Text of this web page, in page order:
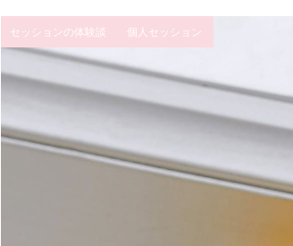
セッションの体験談 個人セッション